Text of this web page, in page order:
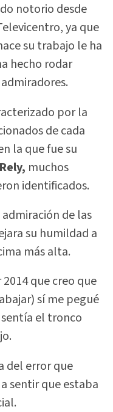
notorio desde
ya que
su trabajo le ha
hecho rodar
por la
de cada
la que fue su
muchos
identificados.
de las
su humildad a
más alta.
que creo que
sí me pegué
sentía el tronco
del error que
sentir que estaba